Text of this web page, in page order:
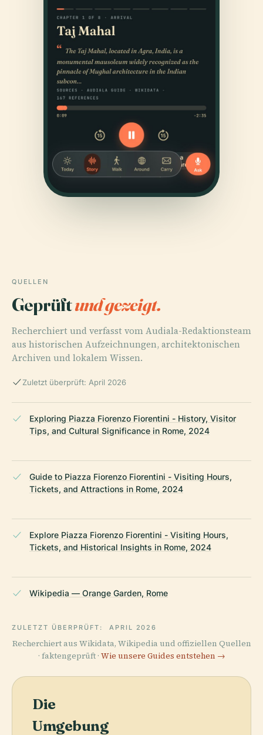
QUELLEN
Geprüftund gezeigt.
Recherchiert und verfasst vom Audiala-Redaktionsteam
aus historischen Aufzeichnungen, architektonischen
Archiven und lokalem Wissen.
Zuletzt überprüft: April 2026
Exploring Piazza Fiorenzo Fiorentini - History, Visitor
Tips, and Cultural Significance in Rome, 2024
Guide to Piazza Fiorenzo Fiorentini - Visiting Hours,
Tickets, and Attractions in Rome, 2024
Explore Piazza Fiorenzo Fiorentini - Visiting Hours,
Tickets, and Historical Insights in Rome, 2024
Wikipedia — Orange Garden, Rome
ZULETZT ÜBERPRÜFT: APRIL 2026
Recherchiert aus Wikidata, Wikipedia und offiziellen Quellen
· faktengeprüft · Wie unsere Guides entstehen →
Die
Umgebung